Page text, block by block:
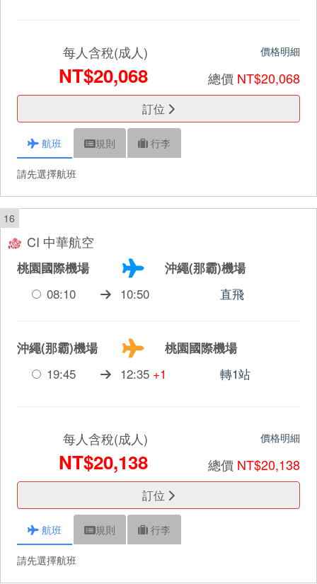
每人含稅(成人)
NT$20,068
價格明細
總價 NT$20,068
訂位
航班 規則 行李
請先選擇航班
16
CI 中華航空
桃園國際機場
沖繩(那霸)機場
08:10
10:50 直飛
沖繩(那霸)機場
桃園國際機場
19:45
12:35 +1 轉1站
每人含稅(成人)
NT$20,138
價格明細
總價 NT$20,138
訂位
航班 規則 行李
請先選擇航班